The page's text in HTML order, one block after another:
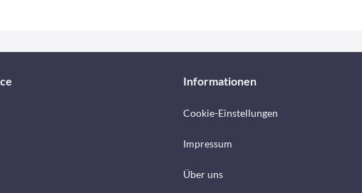
Informationen
Cookie-Einstellungen
Impressum
Über uns